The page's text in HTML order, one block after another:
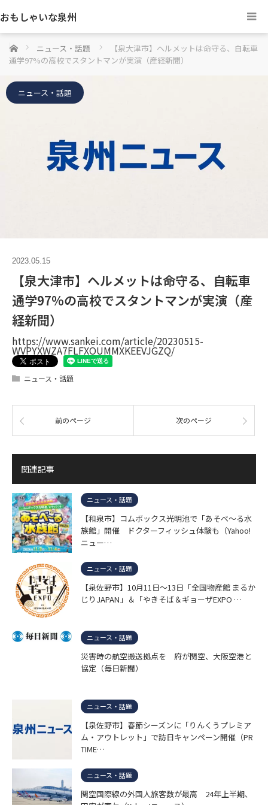
おもしゃいな泉州
ホーム ニュース・話題
【泉大津市】ヘルメットは命守る、自転車
通学97%の高校でスタントマンが実演（産経新聞）
ニュース・話題
2023.05.15
【泉大津市】ヘルメットは命守る、自転車
通学97%の高校でスタントマンが実演（産
経新聞）
https://www.sankei.com/article/20230515-
WVPYXWZA7FLFXOUMMXKEEVJGZQ/
ニュース・話題
前のページ 次のページ
関連記事
ニュース・話題
【和泉市】コムボックス光明池で「あそべ～る水
族館」開催 ドクターフィッシュ体験も（Yahoo!
ニュー…
ニュース・話題
【泉佐野市】10月11日～13日「全国物産館 まるか
じりJAPAN」＆「やきそば＆ギョーザEXPO …
ニュース・話題
災害時の航空搬送拠点を 府が関空、大阪空港と
協定（毎日新聞）
ニュース・話題
【泉佐野市】春節シーズンに「りんくうプレミア
ム・アウトレット」で訪日キャンペーン開催（PR
TIME…
ニュース・話題
関空国際線の外国人旅客数が最高 24年上半期、